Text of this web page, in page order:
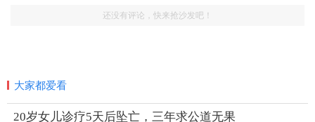
还没有评论，快来抢沙发吧！
大家都爱看
20岁女儿诊疗5天后坠亡，三年求公道无果